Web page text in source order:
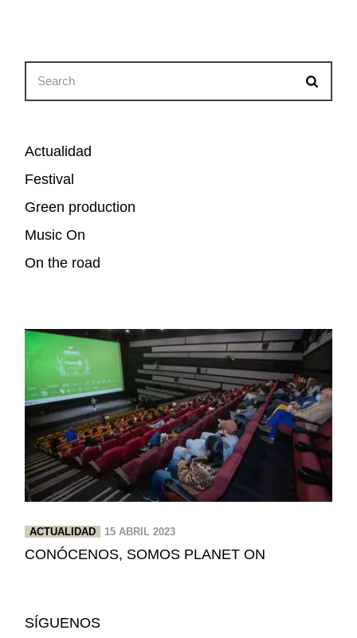
Search
for:
Actualidad
Festival
Green production
Music On
On the road
ACTUALIDAD 15 ABRIL 2023
CONÓCENOS, SOMOS PLANET ON
SÍGUENOS